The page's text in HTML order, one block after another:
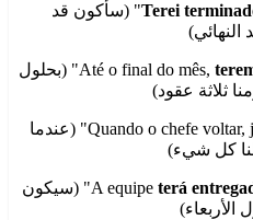
Tereio projeto antes do prazo" (سأكون قد
três contratos" (بحلول
ثلاثة عقود)
tudo" (عندما
كل شيء)
terá
os resultados até quarta" (سيكون
الأربعاء)